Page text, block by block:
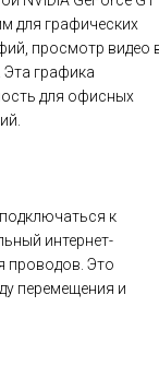
для графических
просмотр видео
графика
для офисных
к
интернет-
проводов. Это
перемещения и